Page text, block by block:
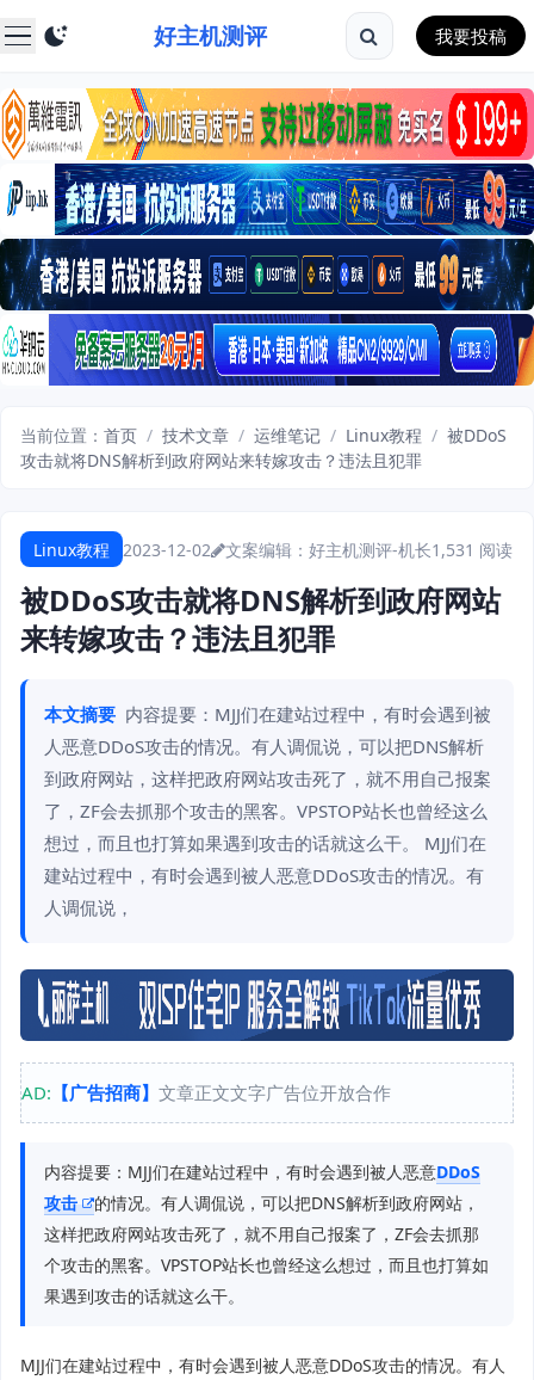
好主机测评 我要投稿
当前位置： 首页 / 技术文章 / 运维笔记 / Linux教程 / 被DDoS
攻击就将DNS解析到政府网站来转嫁攻击？违法且犯罪
Linux教程 2023-12-02 文案编辑：好主机测评-机长1,531 阅读
被DDoS攻击就将DNS解析到政府网站
来转嫁攻击？违法且犯罪
本文摘要 内容提要：MJJ们在建站过程中，有时会遇到被
人恶意DDoS攻击的情况。有人调侃说，可以把DNS解析
到政府网站，这样把政府网站攻击死了，就不用自己报案
了，ZF会去抓那个攻击的黑客。VPSTOP站长也曾经这么
想过，而且也打算如果遇到攻击的话就这么干。 MJJ们在
建站过程中，有时会遇到被人恶意DDoS攻击的情况。有
人调侃说，
AD: 【广告招商】 文章正文文字广告位开放合作
内容提要：MJJ们在建站过程中，有时会遇到被人恶意DDoS
攻击
的情况。有人调侃说，可以把DNS解析到政府网站，
这样把政府网站攻击死了，就不用自己报案了，ZF会去抓那
个攻击的黑客。VPSTOP站长也曾经这么想过，而且也打算如
果遇到攻击的话就这么干。
MJJ们在建站过程中，有时会遇到被人恶意DDoS攻击的情况。有人